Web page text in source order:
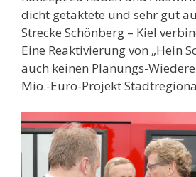
dicht getaktete und sehr gut
Strecke Schönberg – Kiel
Eine Reaktivierung von „Hein
auch keinen Planungs-
Mio.-Euro-Projekt